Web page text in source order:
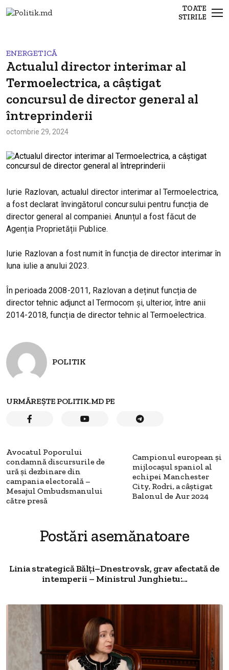
TOATE
STIRILE
ENERGETICĂ
Actualul director interimar al
Termoelectrica, a câștigat
concursul de director general al
întreprinderii
octombrie 29, 2024
Iurie Razlovan, actualul director interimar al Termoelectrica,
a fost declarat învingătorul concursului pentru funcția de
director general al companiei. Anunțul a fost făcut de
Agenția Proprietății Publice.
Iurie Razlovan a fost numit în funcția de director interimar în
luna iulie a anului 2023.
În perioada 2008-2011, Razlovan a deținut funcția de
director tehnic adjunct al Termocom și, ulterior, între anii
2014-2018, funcția de director tehnic al Termoelectrica.
POLITIK
URMĂREȘTE POLITIK.MD PE
Avocatul Poporului
condamnă discursurile de
ură şi dezbinare din
campania electorală –
Mesajul Ombudsmanului
către presă
Campionul european și
mijlocaşul spaniol al
echipei Manchester
City, Rodri, a câştigat
Balonul de Aur 2024
Postări asemănatoare
Linia strategică Bălți–Dnestrovsk, grav afectată de
intemperii – Ministrul Junghietu:...